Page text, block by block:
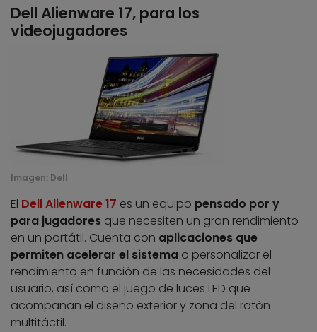
Dell Alienware 17, para los
videojugadores
Imagen: Dell
El Dell Alienware 17 es un equipo pensado por y
para jugadores que necesiten un gran rendimiento
en un portátil. Cuenta con aplicaciones que
permiten acelerar el sistema o personalizar el
rendimiento en función de las necesidades del
usuario, así como el juego de luces LED que
acompañan el diseño exterior y zona del ratón
multitáctil.